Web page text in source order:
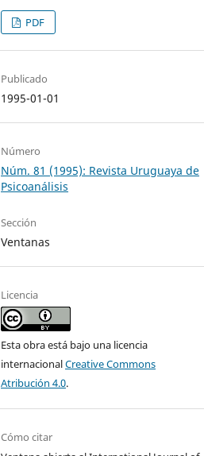
PDF
Publicado
1995-01-01
Número
Núm. 81 (1995): Revista Uruguaya de
Psicoanálisis
Sección
Ventanas
Licencia
Esta obra está bajo una licencia
internacionalCreative Commons
Atribución 4.0.
Cómo citar